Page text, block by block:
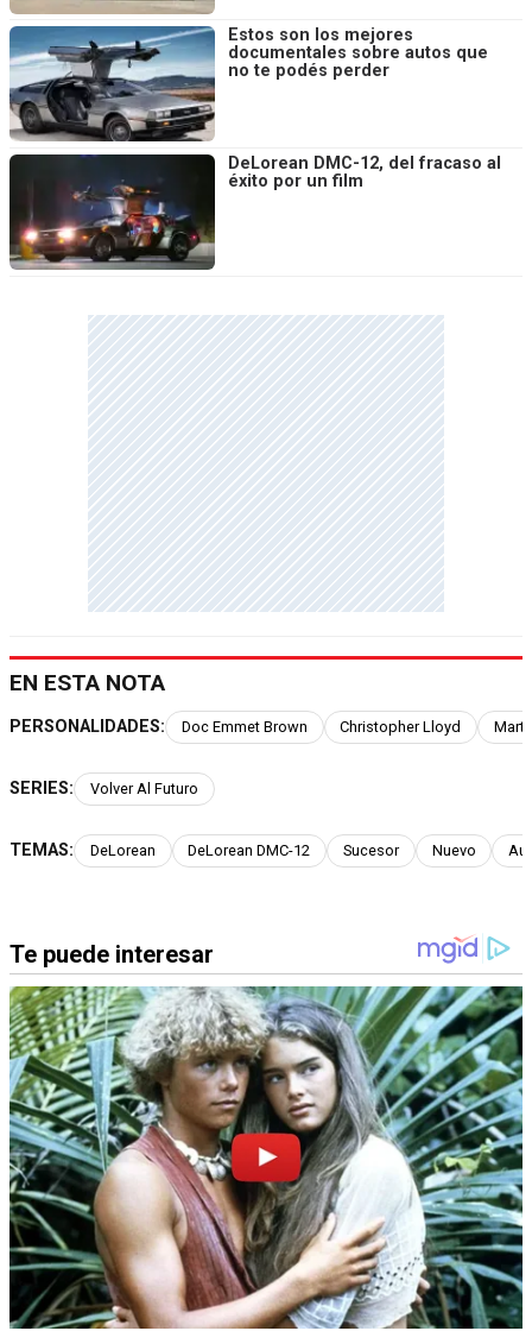
Estos son los mejores
documentales sobre autos que
no te podés perder
DeLorean DMC-12, del fracaso al
éxito por un film
EN ESTA NOTA
PERSONALIDADES: Doc Emmet Brown Christopher Lloyd
SERIES: Volver Al Futuro
TEMAS: DeLorean DeLorean DMC-12 Sucesor Nuevo